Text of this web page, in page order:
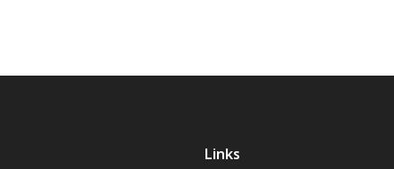
Links